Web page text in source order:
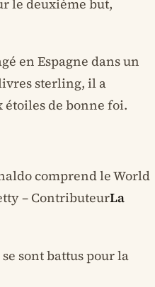
le deuxième but,
en Espagne dans un
sterling, il a
étoiles de bonne foi.
comprend le World
– ContributeurLa
sont battus pour la